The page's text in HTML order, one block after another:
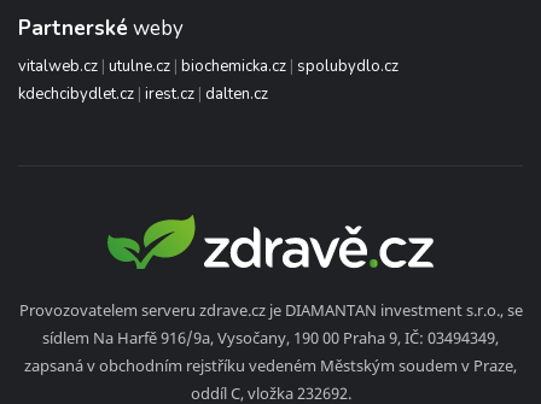
Partnerské weby
vitalweb.cz | utulne.cz | biochemicka.cz | spolubydlo.cz
kdechcibydlet.cz | irest.cz | dalten.cz
Provozovatelem serveru zdrave.cz je DIAMANTAN investment s.r.o., se
sídlem Na Harfě 916/9a, Vysočany, 190 00 Praha 9, IČ: 03494349,
zapsaná v obchodním rejstříku vedeném Městským soudem v Praze,
oddíl C, vložka 232692.